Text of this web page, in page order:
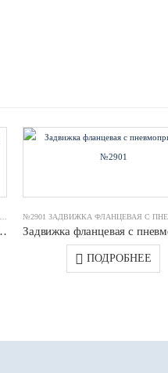
DN0100 PN16 GGG40 JAFAR
ПОДРОБНЕЕ